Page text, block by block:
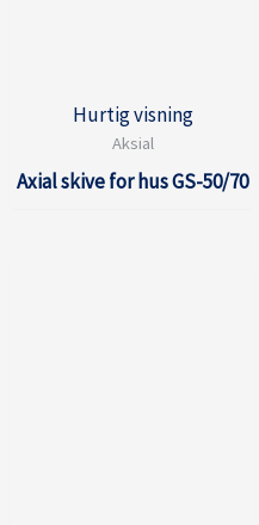
Hurtig visning
Aksial
Axial skive for hus GS-50/70